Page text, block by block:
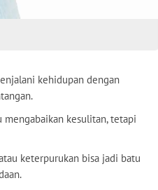
kehidupan dengan
kesulitan, tetapi
keterpurukan bisa jadi batu